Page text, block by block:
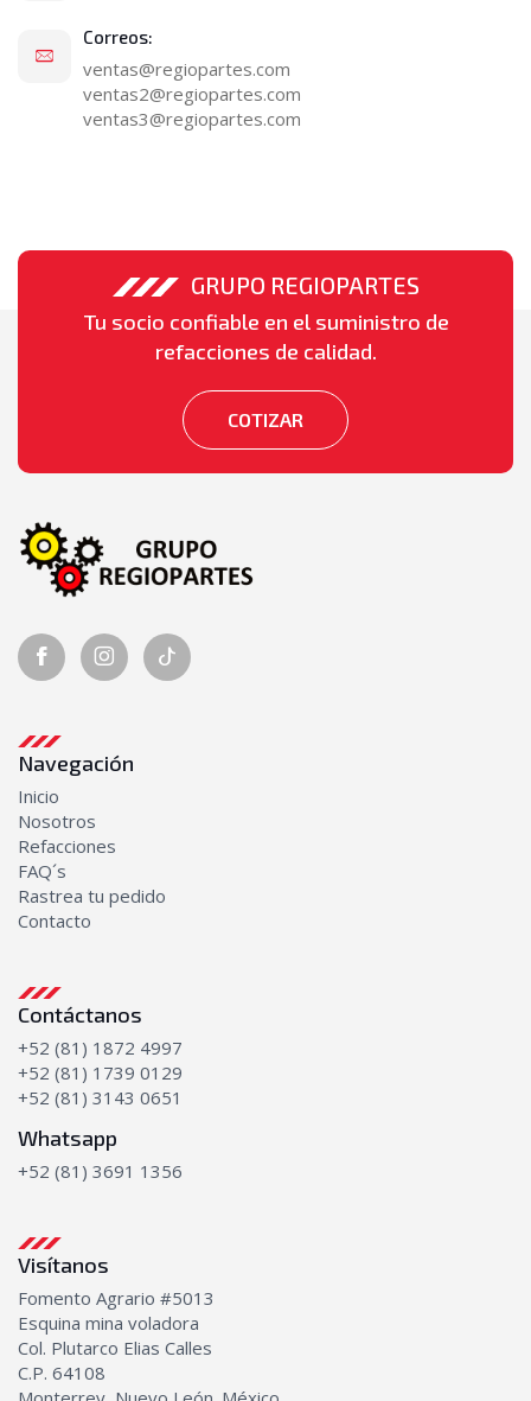
Correos:
ventas@regiopartes.com
ventas2@regiopartes.com
ventas3@regiopartes.com
GRUPO REGIOPARTES
Tu socio confiable en el suministro de
refacciones de calidad.
COTIZAR
Navegación
Inicio
Nosotros
Refacciones
FAQ´s
Rastrea tu pedido
Contacto
Contáctanos
+52 (81) 1872 4997
+52 (81) 1739 0129
+52 (81) 3143 0651
Whatsapp
+52 (81) 3691 1356
Visítanos
Fomento Agrario #5013
Esquina mina voladora
Col. Plutarco Elias Calles
C.P. 64108